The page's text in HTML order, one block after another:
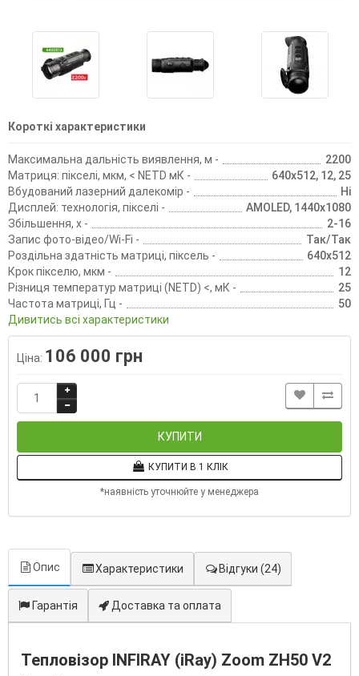
Короткі характеристики
Максимальна дальність виявлення, м -
2200
Матриця: пікселі, мкм, < NETD мК -
640х512, 12, 25
Вбудований лазерний далекомір -
Ні
Дисплей: технологія, пікселі -
AMOLED, 1440х1080
Збільшення, х -
2-16
Запис фото-відео/Wi-Fi -
Так/Так
Роздільна здатність матриці, піксель -
640х512
Крок пікселю, мкм -
12
Різниця температур матриці (NETD) <, мК -
25
Частота матриці, Гц -
50
Дивитись всі характеристики
Ціна: 106 000 грн
КУПИТИ
КУПИТИ В 1 КЛІК
*наявність уточнюйте у менеджера
Опис Характеристики Відгуки (24)
Гарантія Доставка та оплата
Тепловізор INFIRAY (iRay) Zoom ZH50 V2